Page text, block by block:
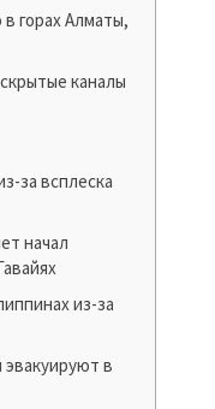
горах Алматы,
каналы
за всплеска
начал
из-за
в